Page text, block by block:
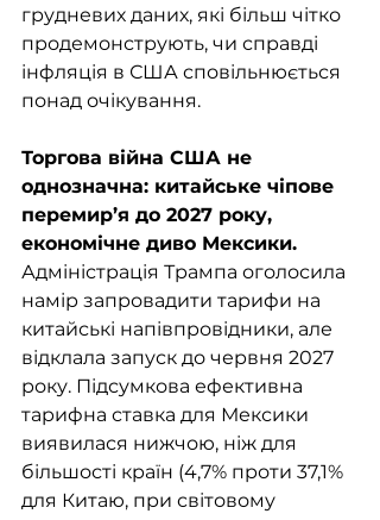
грудневих даних, які більш чітко
продемонструють, чи справді
інфляція в США сповільнюється
понад очікування.
Торгова війна США не
однозначна: китайське чіпове
перемир’я до 2027 року,
економічне диво Мексики.
Адміністрація Трампа оголосила
намір запровадити тарифи на
китайські напівпровідники, але
відклала запуск до червня 2027
року. Підсумкова ефективна
тарифна ставка для Мексики
виявилася нижчою, ніж для
більшості країн (4,7% проти 37,1%
для Китаю, при світовому